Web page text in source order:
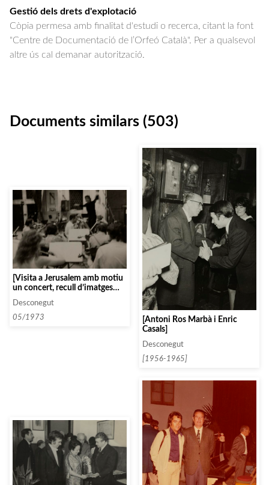
Gestió dels drets d'explotació
Còpia permesa amb finalitat d'estudi o recerca, citant la font
"Centre de Documentació de l’Orfeó Català". Per a qualsevol
altre ús cal demanar autorització.
Documents similars (503)
[Visita a Jerusalem amb motiu
un concert, recull d’imatges
previs al concert]
Desconegut
05/1973
[Antoni Ros Marbà i Enric
Casals]
Desconegut
[1956-1965]